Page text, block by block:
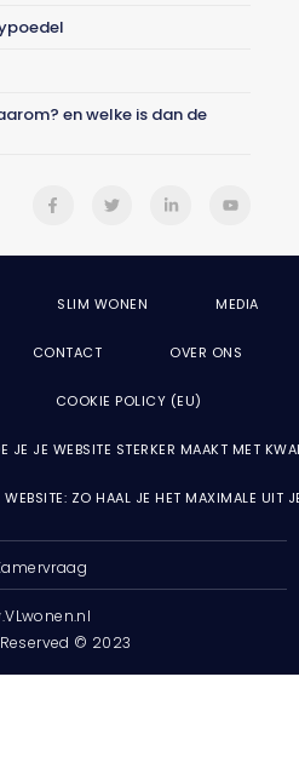
en welke is dan de
SLIM WONEN MEDIA
CONTACT OVER ONS
COOKIE POLICY (EU)
JE JE WEBSITE STERKER MAAKT MET
WEBSITE: ZO HAAL JE HET MAXIMALE UIT
© 2023